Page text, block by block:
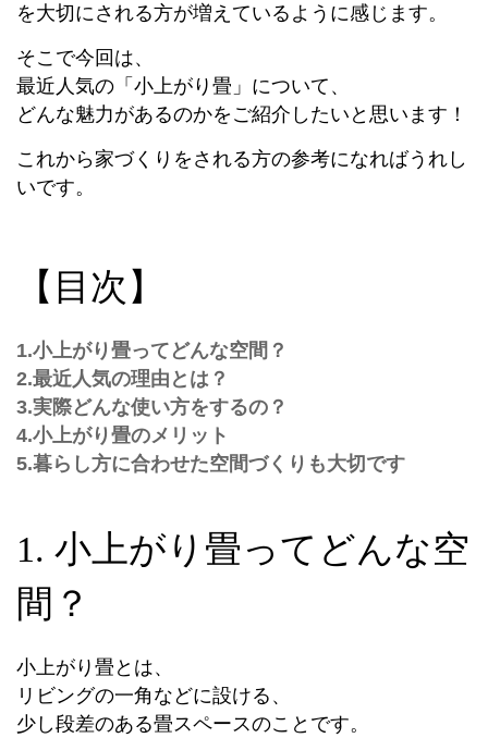
を大切にされる方が増えているように感じます。
そこで今回は、
最近人気の「小上がり畳」について、
どんな魅力があるのかをご紹介したいと思います！
これから家づくりをされる方の参考になればうれし
いです。
【目次】
1.小上がり畳ってどんな空間？
2.最近人気の理由とは？
3.実際どんな使い方をするの？
4.小上がり畳のメリット
5.暮らし方に合わせた空間づくりも大切です
1. 小上がり畳ってどんな空
間？
小上がり畳とは、
リビングの一角などに設ける、
少し段差のある畳スペースのことです。